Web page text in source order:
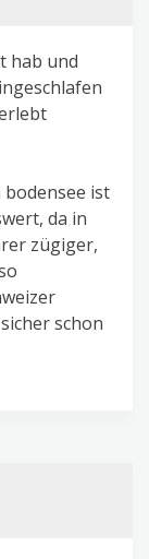
hab und
ist
da in
zügiger,
schon